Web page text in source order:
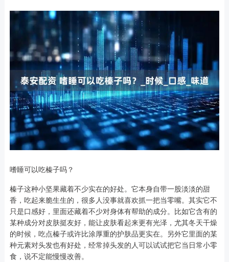
嗜睡可以吃榛子吗？
榛子这种小坚果藏着不少实在的好处。它本身自带一股淡淡的甜
香，吃起来脆生生的，很多人没事就喜欢抓一把当零嘴。其实它不
只是口感好，里面还藏着不少对身体有帮助的成分。比如它含有的
某种成分对皮肤挺友好，能让皮肤看起来更有光泽，尤其冬天干燥
的时候，吃点榛子或许比涂厚重的护肤品更实在。另外它里面的某
种元素对头发也有好处，经常掉头发的人可以试试把它当日常小零
食，说不定能慢慢改善。